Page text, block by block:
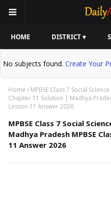
HOME DISTRICT ▾
No subjects found. Create Your
Home MPBSE Class 7 Social Science
Chapter 11 Solution | Madhya
Lesson 11 Answer 2026
MPBSE Class 7 Social
Madhya Pradesh MPBSE
11 Answer 2026